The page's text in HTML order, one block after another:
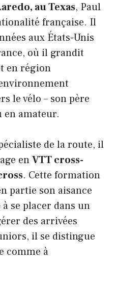
au Texas, Paul
française. Il
aux États-Unis
où il grandit
en région
le vélo – son père
amateur.
de la route, il
enVTT cross-
. Cette formation
partie son aisance
se placer dans un
des arrivées
il se distingue
comme à